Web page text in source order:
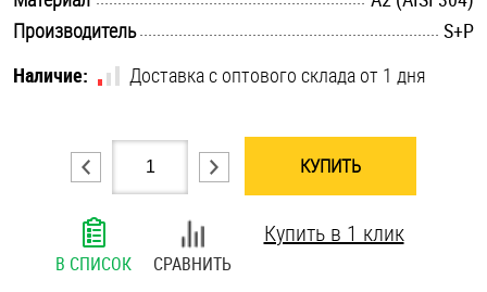
Шплинты
Штифты и пальцы
Производитель
S+P
Наличие:
Доставка с оптового склада от 1 дня
КУПИТЬ
В СПИСОК СРАВНИТЬ
Купить в 1 клик